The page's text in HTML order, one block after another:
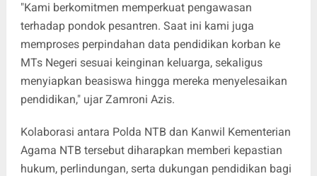
"Kami berkomitmen memperkuat pengawasan
terhadap pondok pesantren. Saat ini kami juga
memproses perpindahan data pendidikan korban ke
MTs Negeri sesuai keinginan keluarga, sekaligus
menyiapkan beasiswa hingga mereka menyelesaikan
pendidikan," ujar Zamroni Azis.
Kolaborasi antara Polda NTB dan Kanwil Kementerian
Agama NTB tersebut diharapkan memberi kepastian
hukum, perlindungan, serta dukungan pendidikan bagi